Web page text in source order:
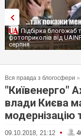
Підбірка блогожаб
фотоприколів від
серпня
Вся правда з блогосфери »
"Київенерго"
влади Києва
09.10.2018, 21:12 •